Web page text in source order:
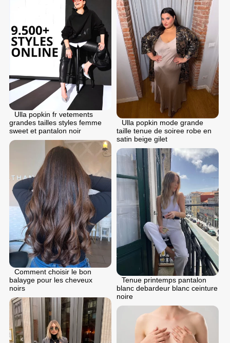
Ulla popkin fr vetements
grandes tailles styles femme
sweet et pantalon noir
Ulla popkin mode grande
taille tenue de soiree robe en
satin beige gilet
Comment choisir le bon
balayge pour les cheveux
noirs
Tenue printemps pantalon
blanc debardeur blanc ceinture
noire